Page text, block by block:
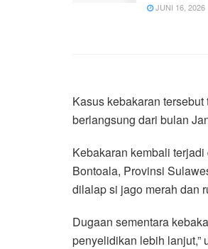
JUNI 16, 2026
Kasus kebakaran
berlangsung dari bulan
Kebakaran kembali
Bontoala, Provinsi
dilalap si jago merah dan
Dugaan sementara
penyelidikan lebih lanjut,”